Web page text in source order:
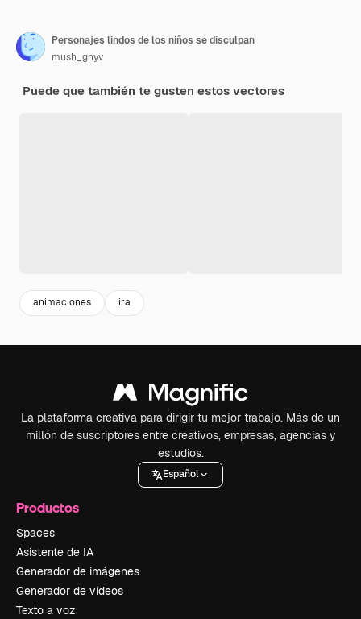
Personajes lindos de los niños se disculpan
mush_ghyv
Puede que también te gusten estos vectores
animaciones ira
La plataforma creativa para dirigir tu mejor trabajo. Más de un
millón de suscriptores entre creativos, empresas, agencias y
estudios.
Español
Productos
Spaces
Asistente de IA
Generador de imágenes
Generador de vídeos
Texto a voz